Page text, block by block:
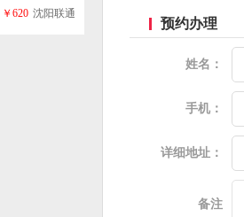
沈阳联通
￥620
预约办理
姓名：
手机：
详细地址：
备注